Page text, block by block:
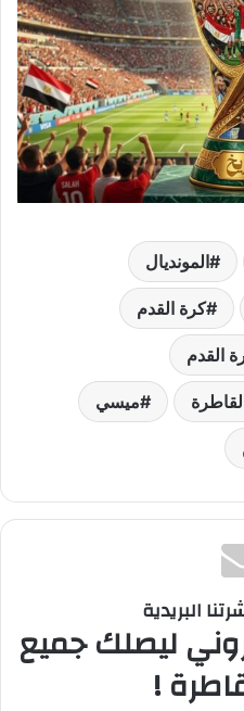
المونديال
كرة القدم
القدم
ميسي
البريدية
ليصلك جميع
!